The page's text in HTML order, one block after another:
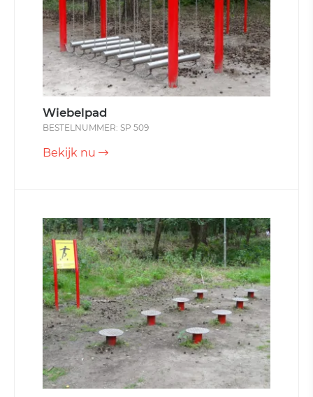
Wiebelpad
BESTELNUMMER: SP 509
Bekijk nu